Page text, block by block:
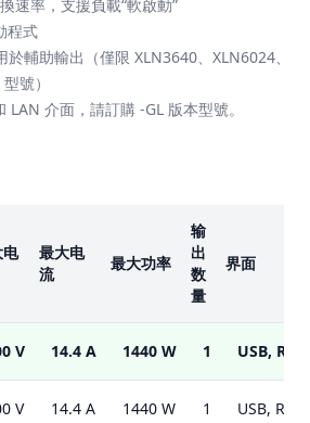
速率，支援負載“軟啟動”
程式
輔助輸出（僅限 XLN3640、XLN6024、
號）
介面，請訂購 -GL 版本型號。
最大电
流
最大功率
输
出
数
量
界面
V 14.4 A 1440 W 1 USB,
V 14.4 A 1440 W 1 USB,